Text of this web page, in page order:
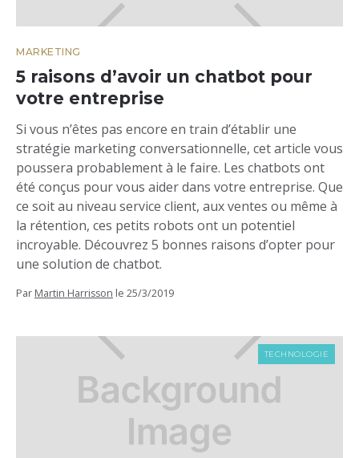
MARKETING
5 raisons d’avoir un chatbot pour
votre entreprise
Si vous n’êtes pas encore en train d’établir une
stratégie marketing conversationnelle, cet article vous
poussera probablement à le faire. Les chatbots ont
été conçus pour vous aider dans votre entreprise. Que
ce soit au niveau service client, aux ventes ou même à
la rétention, ces petits robots ont un potentiel
incroyable. Découvrez 5 bonnes raisons d’opter pour
une solution de chatbot.
Par Martin Harrisson le 25/3/2019
TECHNOLOGIE